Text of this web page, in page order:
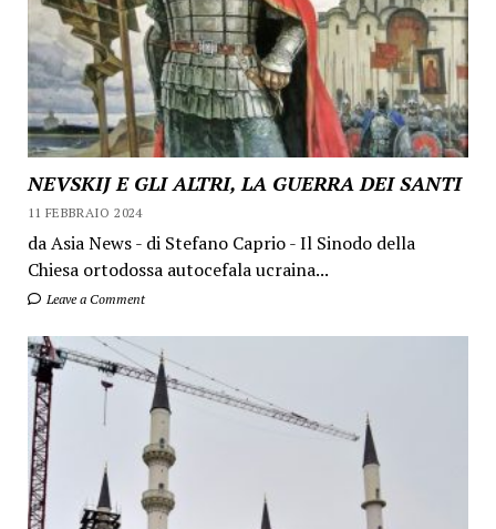
NEVSKIJ E GLI ALTRI, LA GUERRA DEI SANTI
11 FEBBRAIO 2024
da Asia News - di Stefano Caprio - Il Sinodo della
Chiesa ortodossa autocefala ucraina...
Leave a Comment